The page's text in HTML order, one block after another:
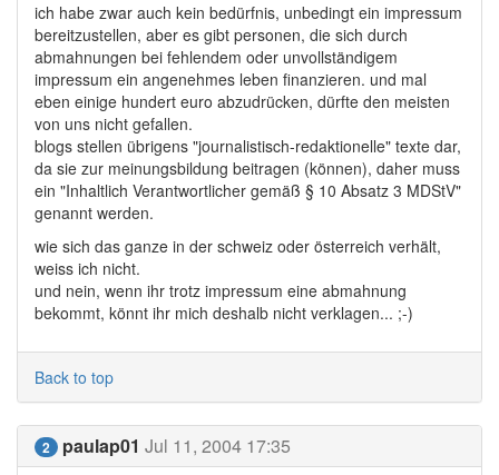
ich habe zwar auch kein bedürfnis, unbedingt ein impressum
bereitzustellen, aber es gibt personen, die sich durch
abmahnungen bei fehlendem oder unvollständigem
impressum ein angenehmes leben finanzieren. und mal
eben einige hundert euro abzudrücken, dürfte den meisten
von uns nicht gefallen.
blogs stellen übrigens "journalistisch-redaktionelle" texte dar,
da sie zur meinungsbildung beitragen (können), daher muss
ein "Inhaltlich Verantwortlicher gemäß § 10 Absatz 3 MDStV"
genannt werden.
wie sich das ganze in der schweiz oder österreich verhält,
weiss ich nicht.
und nein, wenn ihr trotz impressum eine abmahnung
bekommt, könnt ihr mich deshalb nicht verklagen... ;-)
Back to top
2 paulap01 Jul 11, 2004 17:35